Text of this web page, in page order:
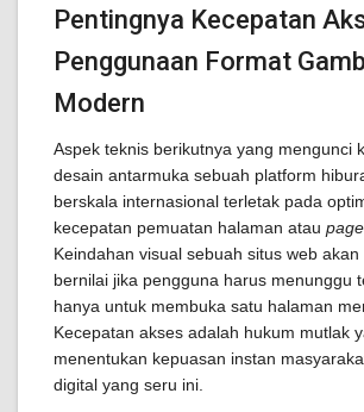
Pentingnya Kecepatan
Penggunaan Format
Modern
Aspek teknis berikutnya yang mengunci
desain antarmuka sebuah platform
berskala internasional terletak pada
kecepatan pemuatan halaman atau
Keindahan visual sebuah situs web
bernilai jika pengguna harus menunggu
hanya untuk membuka satu halaman
Kecepatan akses adalah hukum mutlak
menentukan kepuasan instan
digital yang seru ini.